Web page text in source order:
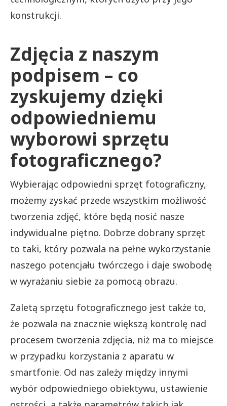
konstrukcji.
Zdjęcia z naszym
podpisem – co
zyskujemy dzięki
odpowiedniemu
wyborowi sprzętu
fotograficznego?
Wybierając odpowiedni sprzęt fotograficzny,
możemy zyskać przede wszystkim możliwość
tworzenia zdjęć, które będą nosić nasze
indywidualne piętno. Dobrze dobrany sprzęt
to taki, który pozwala na pełne wykorzystanie
naszego potencjału twórczego i daje swobodę
w wyrażaniu siebie za pomocą obrazu.
Zaletą sprzętu fotograficznego jest także to,
że pozwala na znacznie większą kontrolę nad
procesem tworzenia zdjęcia, niż ma to miejsce
w przypadku korzystania z aparatu w
smartfonie. Od nas zależy między innymi
wybór odpowiedniego obiektywu, ustawienie